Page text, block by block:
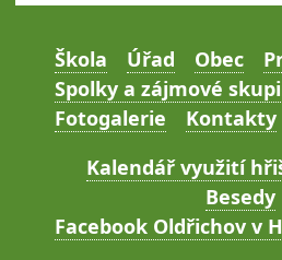
Škola Úřad Obec
Spolky a zájmové
Fotogalerie
Kontakty
Kalendář využití
Besedy
Facebook Oldřichov v